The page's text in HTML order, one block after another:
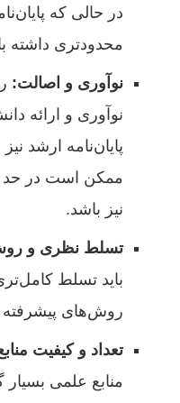
در حالی که
محدودتری داشته
نوآوری و اصالت:
نوآوری و ارائه
پایان‌نامه ارشد
ممکن است در حد
نیز باشد.
تسلط نظری و
باید تسلط
روش‌های پیشرفته
تعداد و کیفیت
منابع علمی بسیار